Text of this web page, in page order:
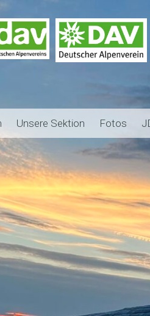
Unsere Sektion Fotos